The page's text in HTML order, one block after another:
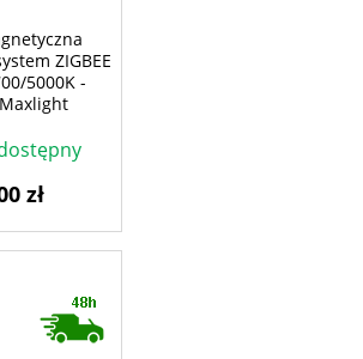
ZIGBEE
5000K -
zł